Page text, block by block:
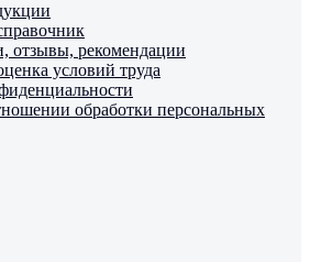
отзывы, рекомендации
условий труда
обработки персональных